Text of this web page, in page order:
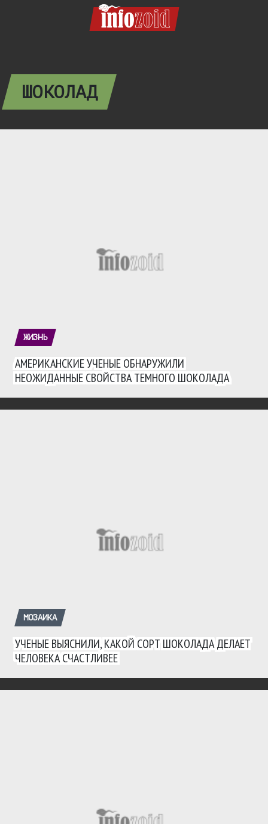
ШОКОЛАД
ЖИЗНЬ
АМЕРИКАНСКИЕ УЧЕНЫЕ ОБНАРУЖИЛИ
НЕОЖИДАННЫЕ СВОЙСТВА ТЕМНОГО ШОКОЛАДА
МОЗАИКА
УЧЕНЫЕ ВЫЯСНИЛИ, КАКОЙ СОРТ ШОКОЛАДА ДЕЛАЕТ
ЧЕЛОВЕКА СЧАСТЛИВЕЕ